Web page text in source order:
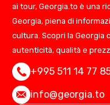
ai tour, Georgia.to è una
Georgia, piena di
cultura. Scopri la Georgia
autenticità, qualità e
+995 511 14 77
info@georgia.to